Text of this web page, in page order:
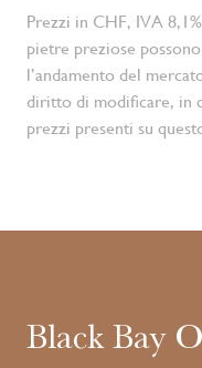
Prezzi in CHF, IVA
pietre preziose
l’andamento del
diritto di modificare, in
prezzi presenti su
Black Bay